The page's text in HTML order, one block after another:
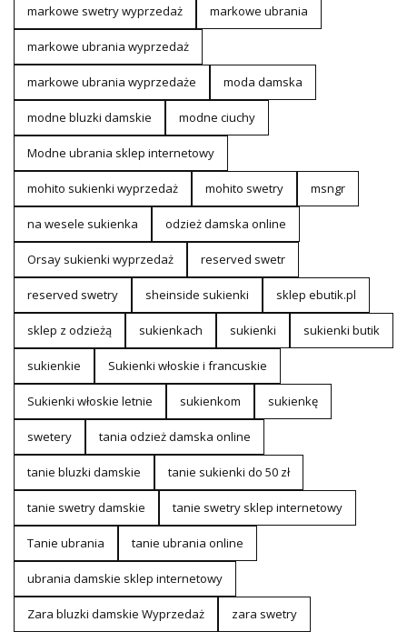
markowe swetry wyprzedaż markowe ubrania
markowe ubrania wyprzedaż
markowe ubrania wyprzedaże moda damska
modne bluzki damskie modne ciuchy
Modne ubrania sklep internetowy
mohito sukienki wyprzedaż mohito swetry msngr
na wesele sukienka odzież damska online
Orsay sukienki wyprzedaż reserved swetr
reserved swetry sheinside sukienki sklep ebutik.pl
sklep z odzieżą sukienkach sukienki sukienki butik
sukienkie Sukienki włoskie i francuskie
Sukienki włoskie letnie sukienkom sukienkę
swetery tania odzież damska online
tanie bluzki damskie tanie sukienki do 50 zł
tanie swetry damskie tanie swetry sklep internetowy
Tanie ubrania tanie ubrania online
ubrania damskie sklep internetowy
Zara bluzki damskie Wyprzedaż zara swetry